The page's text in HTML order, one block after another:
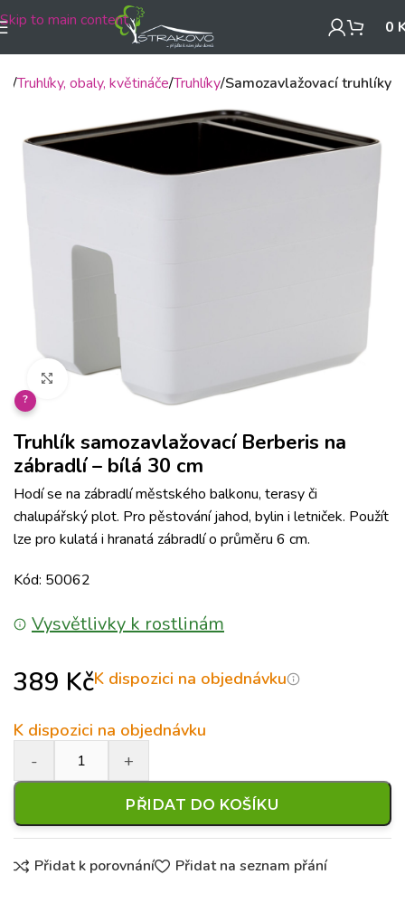
Skip to main content 0
Truhlíky, obaly, květináče Truhlíky Samozavlažovací truhlíky
Klikněte pro zvětšení
?
Truhlík samozavlažovací Berberis na
zábradlí – bílá 30 cm
Hodí se na zábradlí městského balkonu, terasy či
chalupářský plot. Pro pěstování jahod, bylin i letniček. Použít
lze pro kulatá i hranatá zábradlí o průměru 6 cm.
Kód: 50062
Vysvětlivky k rostlinám
389 KčK dispozici na objednávku
K dispozici na objednávku
PŘIDAT DO KOŠÍKU
Přidat k porovnání Přidat na seznam přání